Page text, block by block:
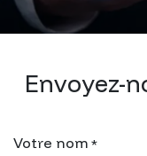
Envoyez-
Votre nom *